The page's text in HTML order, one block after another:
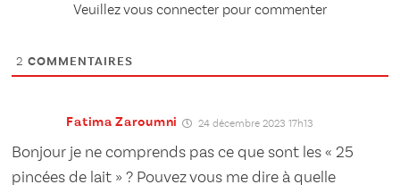
Veuillez vous connecter pour commenter
2 COMMENTAIRES
Fatima Zaroumni 24 décembre 2023 17h13
Bonjour je ne comprends pas ce que sont les « 25
pincées de lait » ? Pouvez vous me dire à quelle